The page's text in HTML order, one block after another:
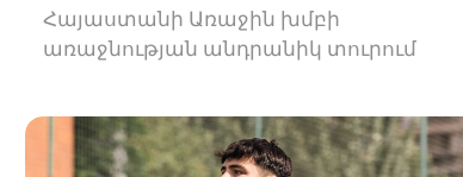
Հայաստանի Առաջին խմբի
առաջնության անդրանիկ տուրում